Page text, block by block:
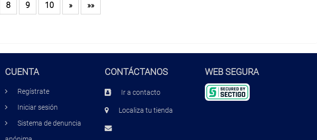
8 9 10 » »»
CUENTA
Regístrate
Iniciar sesión
Sistema de denuncia
CONTÁCTANOS
Ir a contacto
Localiza tu tienda
WEB SEGURA